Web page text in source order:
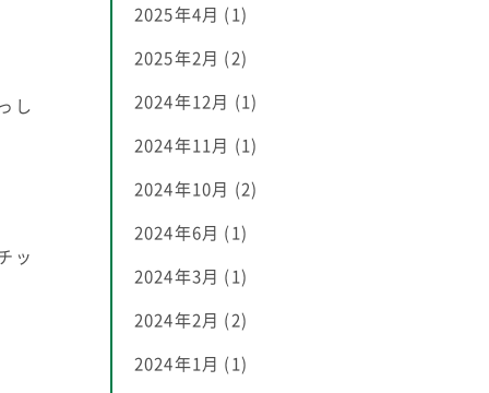
し
ッ
2025年4月 (1)
2025年2月 (2)
2024年12月 (1)
2024年11月 (1)
2024年10月 (2)
2024年6月 (1)
2024年3月 (1)
2024年2月 (2)
2024年1月 (1)